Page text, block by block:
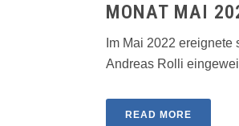
MONAT MAI
Im Mai 2022
Andreas Rolli
READ MORE